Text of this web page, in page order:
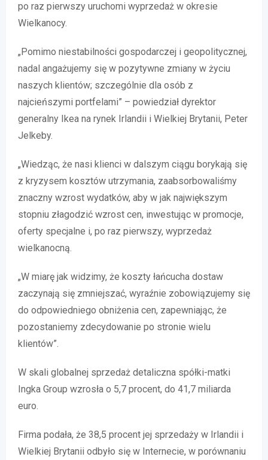
po raz pierwszy uruchomi wyprzedaż w okresie
Wielkanocy.
„Pomimo niestabilności gospodarczej i geopolitycznej,
nadal angażujemy się w pozytywne zmiany w życiu
naszych klientów; szczególnie dla osób z
najcieńszymi portfelami” – powiedział dyrektor
generalny Ikea na rynek Irlandii i Wielkiej Brytanii, Peter
Jelkeby.
„Wiedząc, że nasi klienci w dalszym ciągu borykają się
z kryzysem kosztów utrzymania, zaabsorbowaliśmy
znaczny wzrost wydatków, aby w jak największym
stopniu złagodzić wzrost cen, inwestując w promocje,
oferty specjalne i, po raz pierwszy, wyprzedaż
wielkanocną.
„W miarę jak widzimy, że koszty łańcucha dostaw
zaczynają się zmniejszać, wyraźnie zobowiązujemy się
do odpowiedniego obniżenia cen, zapewniając, że
pozostaniemy zdecydowanie po stronie wielu
klientów”.
W skali globalnej sprzedaż detaliczna spółki-matki
Ingka Group wzrosła o 5,7 procent, do 41,7 miliarda
euro.
Firma podała, że 38,5 procent jej sprzedaży w Irlandii i
Wielkiej Brytanii odbyło się w Internecie, w porównaniu